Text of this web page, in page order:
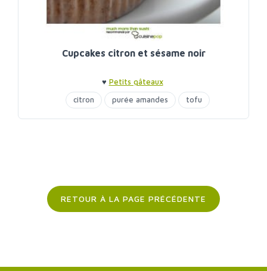
Cupcakes citron et sésame noir
♥ Petits gâteaux
citron
purée amandes tofu
RETOUR À LA PAGE PRÉCÉDENTE